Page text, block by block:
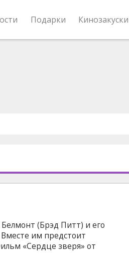
Подарки Кинозакуски
(Брэд Питт) и его
Вместе им предстоит
«Сердце зверя» от